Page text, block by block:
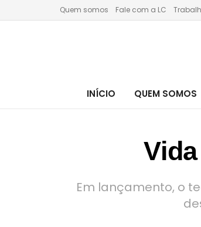
Quem somos Fale com a LC
INÍCIO QUEM SOMOS
Em lançamento, o